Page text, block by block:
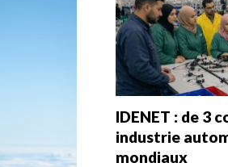
IDENET : de 3
industrie
mondiaux